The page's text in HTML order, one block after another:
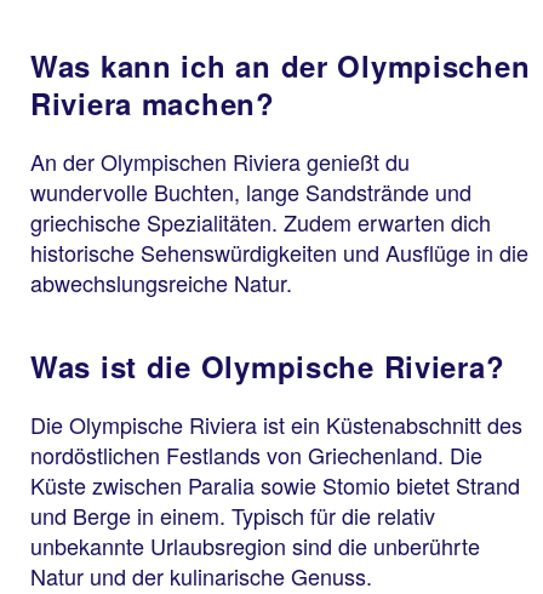
Was kann ich an der Olympischen
Riviera machen?
An der Olympischen Riviera genießt du
wundervolle Buchten, lange Sandstrände und
griechische Spezialitäten. Zudem erwarten dich
historische Sehenswürdigkeiten und Ausflüge in die
abwechslungsreiche Natur.
Was ist die Olympische Riviera?
Die Olympische Riviera ist ein Küstenabschnitt des
nordöstlichen Festlands von Griechenland. Die
Küste zwischen Paralia sowie Stomio bietet Strand
und Berge in einem. Typisch für die relativ
unbekannte Urlaubsregion sind die unberührte
Natur und der kulinarische Genuss.